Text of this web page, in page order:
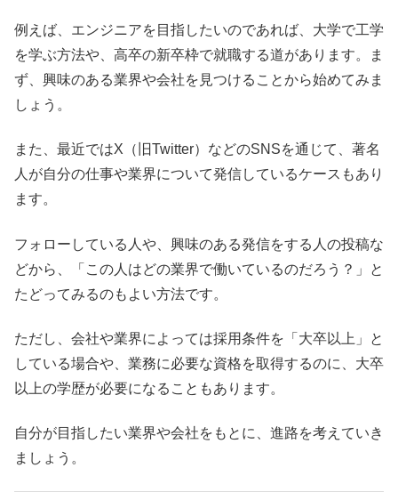
例えば、エンジニアを目指したいのであれば、大学で工学
を学ぶ方法や、高卒の新卒枠で就職する道があります。ま
ず、興味のある業界や会社を見つけることから始めてみま
しょう。
また、最近ではX（旧Twitter）などのSNSを通じて、著名
人が自分の仕事や業界について発信しているケースもあり
ます。
フォローしている人や、興味のある発信をする人の投稿な
どから、「この人はどの業界で働いているのだろう？」と
たどってみるのもよい方法です。
ただし、会社や業界によっては採用条件を「大卒以上」と
している場合や、業務に必要な資格を取得するのに、大卒
以上の学歴が必要になることもあります。
自分が目指したい業界や会社をもとに、進路を考えていき
ましょう。